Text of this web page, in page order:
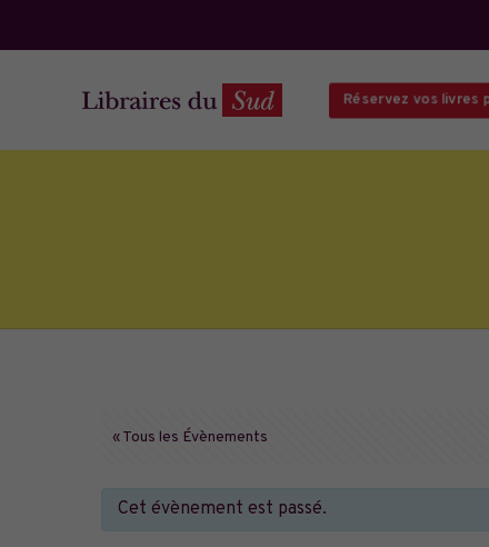
Réservez vos livres
« Tous les Évènements
Cet évènement est passé.